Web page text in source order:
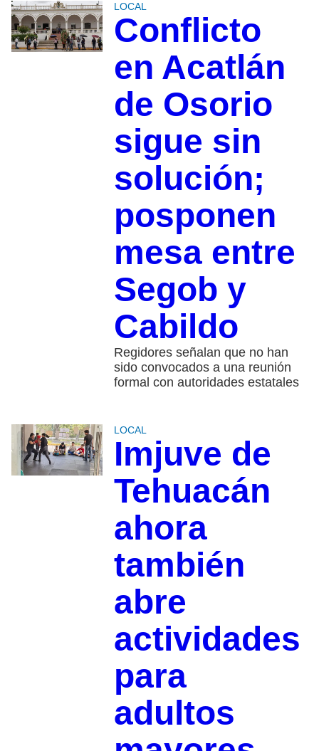
LOCAL
Conflicto
en Acatlán
de Osorio
sigue sin
solución;
posponen
mesa entre
Segob y
Cabildo
Regidores señalan que no han
sido convocados a una reunión
formal con autoridades estatales
LOCAL
Imjuve de
Tehuacán
ahora
también
abre
actividades
para
adultos